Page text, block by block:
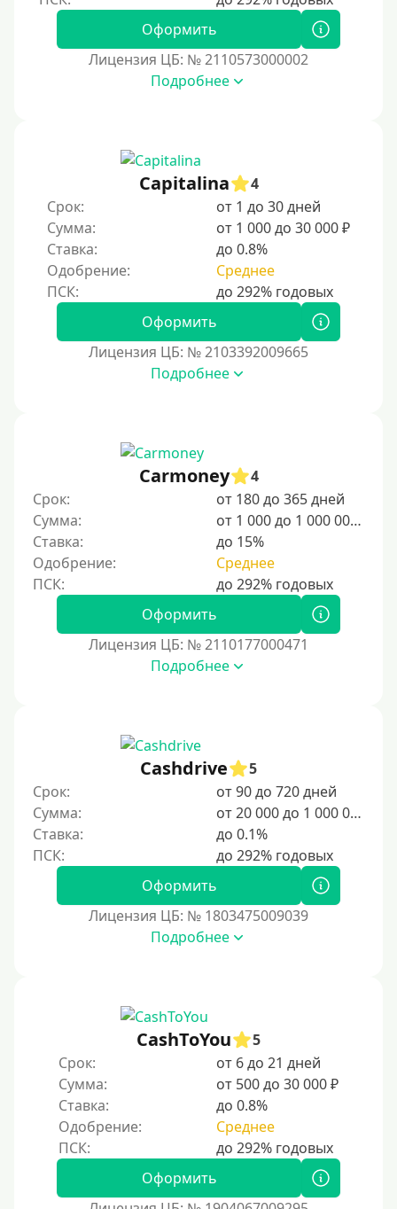
Пенсионерам до 75 лет
Пенсионерам до 80 лет
Пенсионерам до 85 лет
Без упоминания места трудоустройства
Для иностранных граждан
Для лиц, имеющих гражданство других государств,
находящихся на территории Украины
Для граждан других стран, проживающих в
Казахстане
Для граждан других стран, прибывающих в
Для граждан Таджикистана, проживающих за
Армении, важно ознакомиться с местными законами
и правилами пребывания. Знание визовых
требований, условий регистрации и возможностей
трудоустройства поможет адаптироваться в стране.
Армения предлагает гостеприимную атмосферу,
богатую культуру и разнообразные возможности для
работы и учебы.
Для граждан Узбекистана, проживающих за рубежом
Сумма (рублей)
400 руб
500 руб
1000 руб
1500 руб
2000 руб
7000 руб
8000 руб
9000 руб
10000 руб
Оформить
Лицензия ЦБ: № 2110573000002
Подробнее
Capitalina
4
Срок:
от 1 до 30 дней
Сумма:
от 1 000 до 30 000 ₽
Ставка:
до 0.8%
Одобрение:
Среднее
Оформить
Лицензия ЦБ: № 2103392009665
Подробнее
Carmoney
4
Срок:
от 180 до 365 дней
Сумма:
от 1 000 до 1 000 000 ₽
Ставка:
до 15%
Одобрение:
Среднее
Оформить
Лицензия ЦБ: № 2110177000471
Подробнее
Cashdrive
5
Срок:
от 90 до 720 дней
Сумма:
от 20 000 до 1 000 000 ₽
Ставка:
до 0.1%
Оформить
Лицензия ЦБ: № 1803475009039
Подробнее
CashToYou
5
Срок:
от 6 до 21 дней
Сумма:
от 500 до 30 000 ₽
Ставка:
до 0.8%
Одобрение:
Среднее
Оформить